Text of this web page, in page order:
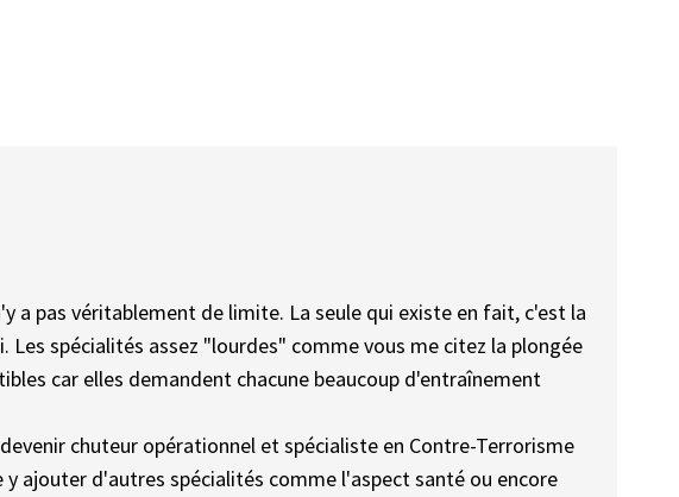
a pas véritablement de limite. La seule qui existe en fait, c'est la
Les spécialités assez "lourdes" comme vous me citez la plongée
car elles demandent chacune beaucoup d'entraînement
chuteur opérationnel et spécialiste en Contre-Terrorisme
ajouter d'autres spécialités comme l'aspect santé ou encore